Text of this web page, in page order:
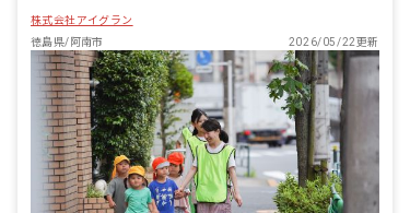
株式会社アイグラン
徳島県/阿南市
2026/05/22更新